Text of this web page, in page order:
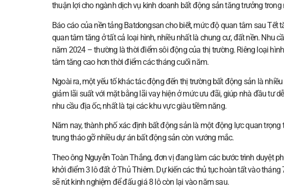
thuận lợi cho ngành dịch vụ kinh doanh bất động sản tăng trưởng trong
Báo cáo của nền tảng Batdongsan cho biết, mức độ quan tâm sau Tết
quan tâm tăng ở tất cả loại hình, nhiều nhất là chung cư, đất nền. Nhu
năm 2024 – thường là thời điểm sôi động của thị trường. Riêng loại
tâm tăng cao hơn thời điểm các tháng cuối năm.
Ngoài ra, một yếu tố khác tác động đến thị trường bất động sản là
giảm lãi suất với mặt bằng lãi vay hiện ở mức ưu đãi, giúp nhà đầu tư
nhu cầu địa ốc, nhất là tại các khu vực giàu tiềm năng.
Năm nay, thành phố xác định bất động sản là một động lực quan
trung tháo gỡ nhiều dự án bất động sản còn vướng mắc.
Theo ông Nguyễn Toàn Thắng, đơn vị đang làm các bước trình duyệt
khởi điểm 3 lô đất ở Thủ Thiêm. Dự kiến các thủ tục hoàn tất vào
sẽ rút kinh nghiệm để đấu giá 8 lô còn lại vào năm sau.